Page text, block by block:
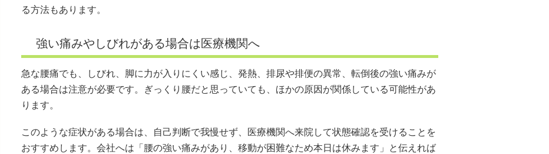
る方法もあります。
強い痛みやしびれがある場合は医療機関へ
急な腰痛でも、しびれ、脚に力が入りにくい感じ、発熱、排尿や排便の異常、転倒後の強い痛みが
ある場合は注意が必要です。ぎっくり腰だと思っていても、ほかの原因が関係している可能性があ
ります。
このような症状がある場合は、自己判断で我慢せず、医療機関へ来院して状態確認を受けることを
おすすめします。会社へは「腰の強い痛みがあり、移動が困難なため本日は休みます」と伝えれば